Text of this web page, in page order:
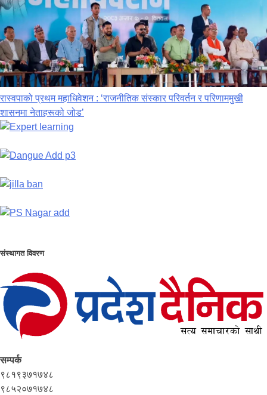
रास्वपाको प्रथम महाधिवेशन : ‘राजनीतिक संस्कार परिवर्तन र परिणाममुखी
शासनमा नेताहरूको जोड’
संस्थागत विवरण
सम्पर्क
९८१९३७१७४८
९८५२०७१७४८